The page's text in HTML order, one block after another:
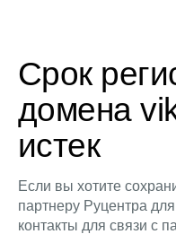
Срок
домена
истек
Если вы хотите
партнеру Руцентра
контакты для связи с